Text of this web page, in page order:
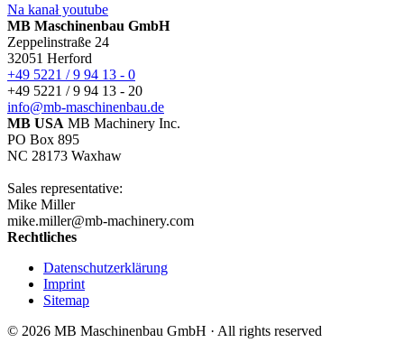
Na kanał youtube
MB Maschinenbau GmbH
Zeppelinstraße 24
32051 Herford
+49 5221 / 9 94 13 - 0
+49 5221 / 9 94 13 - 20
info@mb-maschinenbau.de
MB USA MB Machinery Inc.
PO Box 895
NC 28173 Waxhaw
Sales representative:
Mike Miller
mike.miller@mb-machinery.com
Rechtliches
Datenschutzerklärung
Imprint
Sitemap
© 2026 MB Maschinenbau GmbH · All rights reserved